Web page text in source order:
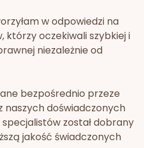
w odpowiedzi na
oczekiwali szybkiej i
niezależnie od
bezpośrednio przeze
naszych doświadczonych
specjalistów został dobrany
jakość świadczonych